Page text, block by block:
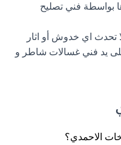
بواسطة فني تصليح
تحدث اي خدوش أو اثار
يد فني غسالات شاطر و
الاحمدي؟